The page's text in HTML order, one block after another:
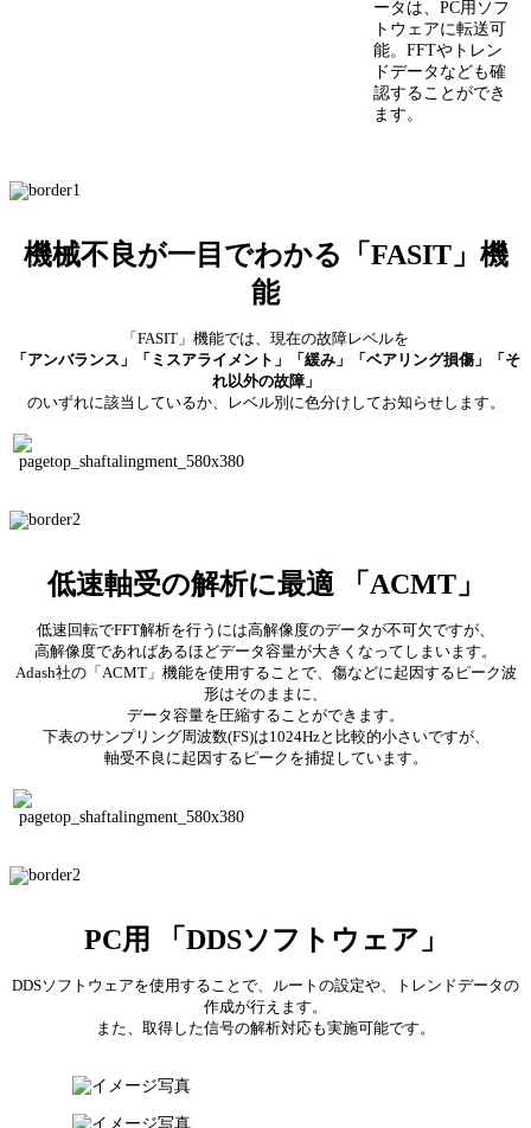
ータは、PC用ソフ
トウェアに転送可
能。FFTやトレン
ドデータなども確
認することができ
ます。
機械不良が一目でわかる「FASIT」機
能
「FASIT」機能では、現在の故障レベルを
「アンバランス」「ミスアライメント」「緩み」「ベアリング損傷」「そ
れ以外の故障」
のいずれに該当しているか、レベル別に色分けしてお知らせします。
低速軸受の解析に最適 「ACMT」
低速回転でFFT解析を行うには高解像度のデータが不可欠ですが、
高解像度であればあるほどデータ容量が大きくなってしまいます。
Adash社の「ACMT」機能を使用することで、傷などに起因するピーク波
形はそのままに、
データ容量を圧縮することができます。
下表のサンプリング周波数(FS)は1024Hzと比較的小さいですが、
軸受不良に起因するピークを捕捉しています。
PC用 「DDSソフトウェア」
DDSソフトウェアを使用することで、ルートの設定や、トレンドデータの
作成が行えます。
また、取得した信号の解析対応も実施可能です。